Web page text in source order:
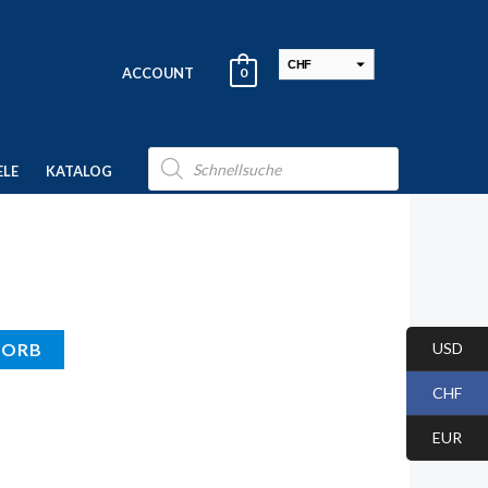
ACCOUNT 0
CHF
KATALOG
Products
search
USD
CHF
EUR